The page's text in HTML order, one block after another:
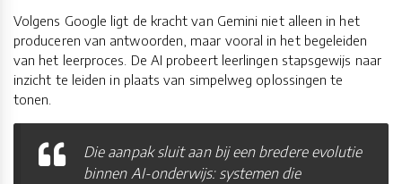
Volgens Google ligt de kracht van Gemini niet alleen in het
produceren van antwoorden, maar vooral in het begeleiden
van het leerproces. De AI probeert leerlingen stapsgewijs naar
inzicht te leiden in plaats van simpelweg oplossingen te
tonen.
Die aanpak sluit aan bij een bredere evolutie
binnen AI-onderwijs: systemen die